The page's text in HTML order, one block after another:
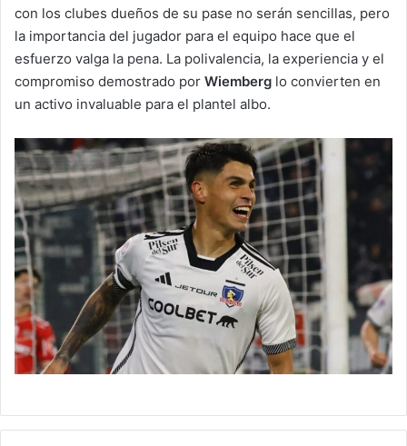
con los clubes dueños de su pase no serán sencillas, pero
la importancia del jugador para el equipo hace que el
esfuerzo valga la pena. La polivalencia, la experiencia y el
compromiso demostrado por Wiemberg lo convierten en
un activo invaluable para el plantel albo.